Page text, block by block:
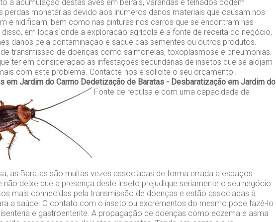
a acumulação destas aves em beirais, varandas e telhados podem
perdas monetárias devido aos inúmeros danos materiais que causam nos
e nidificam, bem como nas pinturas nos carros que se encontram nas
em locais onde a exploração agrícola é a fonte de receita do negócio,
danos pela contaminação e saque das sementes ou outros produtos.
transmissão de doenças como salmonelas, toxoplasmose e pneumonias.
ter em consideração as infestações secundárias de insetos que se alojam
com este problema. Contacte-nos e solicite o seu orçamento .
em Jardim do Carmo Dedetização de Baratas - Desbaratização em Jardim do
Fonte de repulsa e com uma capacidade de
as Baratas são muitas vezes associadas de forma errada a espaços
não deixe que a presença deste inseto prejudique seriamente o seu negócio.
mais conhecidas pela transmissão de doenças e estão associadas à
a saúde. O contato com o inseto ou excrementos do mesmo pode fazê-lo
e gastroenterite. A propagação de doenças como eczema e asma